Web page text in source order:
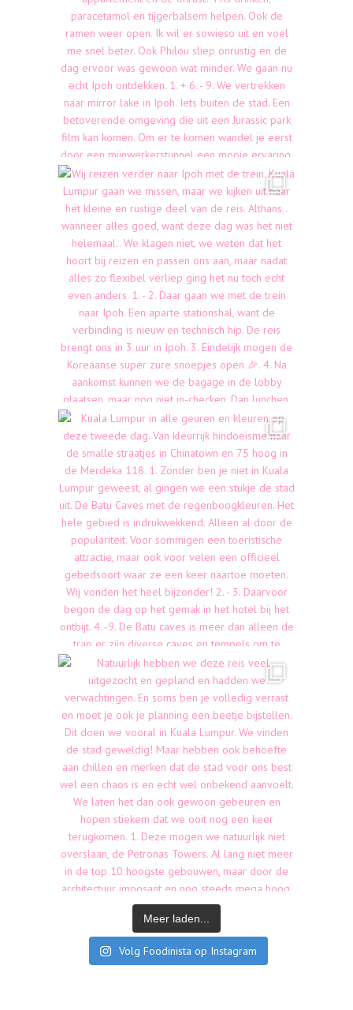
Meer laden...
Volg Foodinista op Instagram